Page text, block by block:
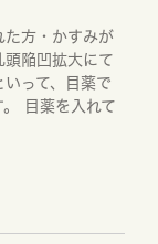
た方・かすみが
頭陥凹拡大にて
って、目薬で
目薬を入れて